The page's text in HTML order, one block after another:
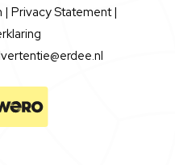
| Privacy Statement|